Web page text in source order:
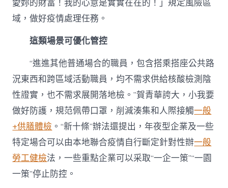
愛妳的財富！我的心意是實實在在的！」規定風險區
域，做好疫情處理任務。
這類場景可優化管控
“進進其他普通場合的職員，包含搭乘搭座公共路
況東西和跨區域活動職員，均不需求供給核酸檢測陰
性證實，也不需求展開落地檢。”賀青華誇大，小我要
做好防護，規范佩帶口罩，削減湊集和人際接觸一般
+供膳體檢 。“新十條”辦法還提出，年夜型企業及一些
特定場合可以由本地聯合疫情自行斷定針對性辦一般
勞工健檢法，一些重點企業可以采取“一企一策”“一園
一策”停止防控。